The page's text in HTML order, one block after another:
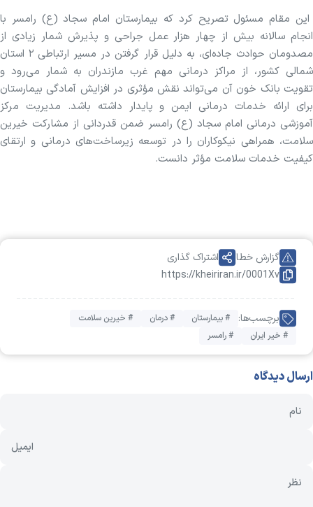
این مقام مسئول تصریح کرد که بیمارستان امام سجاد (ع) رامسر با
انجام سالانه بیش از چهار هزار عمل جراحی و پذیرش شمار زیادی از
مصدومان حوادث جاده‌ای، به دلیل قرار گرفتن در مسیر ارتباطی ۲ استان
شمالی کشور، از مراکز درمانی مهم غرب مازندران به شمار می‌رود و
تقویت بانک خون آن می‌تواند نقش مؤثری در افزایش آمادگی بیمارستان
برای ارائه خدمات درمانی ایمن و پایدار داشته باشد. مدیریت مرکز
آموزشی درمانی امام سجاد (ع) رامسر ضمن قدردانی از مشارکت خیرین
سلامت، همراهی نیکوکاران را در توسعه زیرساخت‌های درمانی و ارتقای
کیفیت خدمات سلامت مؤثر دانست.
https://kheiriran.ir/0001Xv
گزارش خطا اشتراک گذاری
برچسب‌ها: # بیمارستان # درمان
# خیرین سلامت
# خیر ایران
# رامسر
ارسال دیدگاه